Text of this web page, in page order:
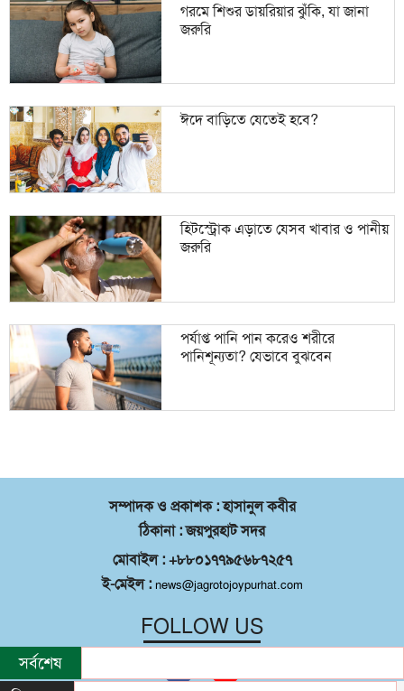
গরমে শিশুর ডায়রিয়ার ঝুঁকি, যা জানা
জরুরি
ঈদে বাড়িতে যেতেই হবে?
হিটস্ট্রোক এড়াতে যেসব খাবার ও পানীয়
জরুরি
পর্যাপ্ত পানি পান করেও শরীরে
পানিশূন্যতা? যেভাবে বুঝবেন
সম্পাদক ও প্রকাশক : হাসানুল কবীর
ঠিকানা : জয়পুরহাট সদর
মোবাইল : +৮৮০১৭৭৯৫৬৮৭২৫৭
ই-মেইল : news@jagrotojoypurhat.com
FOLLOW US
সর্বশেষ